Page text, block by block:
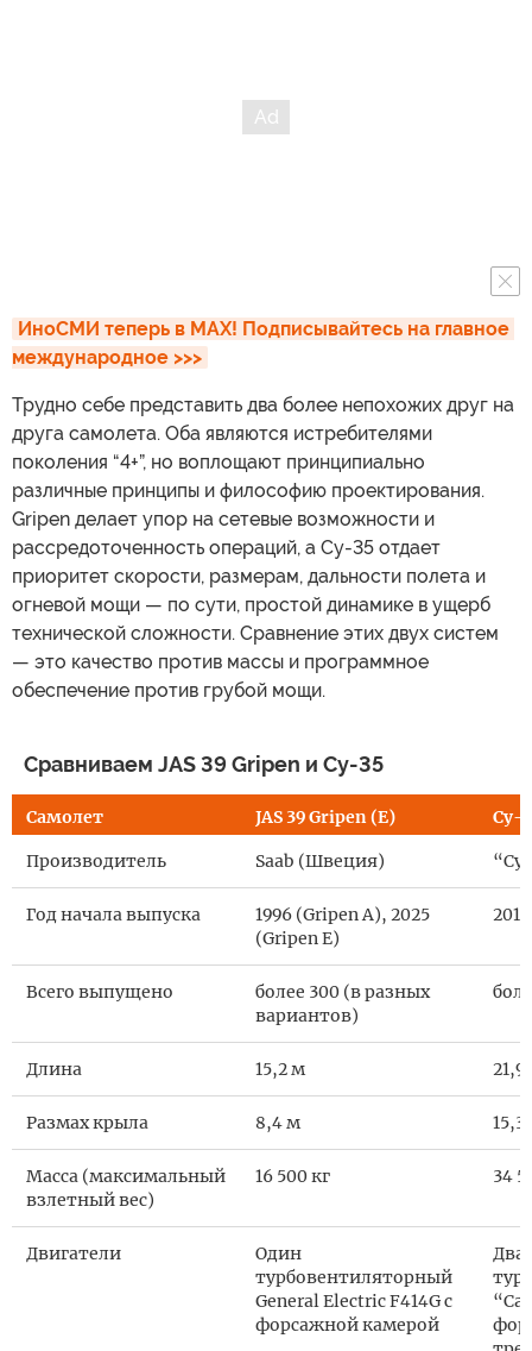
ИноСМИ теперь в MAX! Подписывайтесь на главное
международное >>>
Трудно себе представить два более непохожих друг на
друга самолета. Оба являются истребителями
поколения “4+”, но воплощают принципиально
различные принципы и философию проектирования.
Gripen делает упор на сетевые возможности и
рассредоточенность операций, а Су-35 отдает
приоритет скорости, размерам, дальности полета и
огневой мощи — по сути, простой динамике в ущерб
технической сложности. Сравнение этих двух систем
— это качество против массы и программное
обеспечение против грубой мощи.
Сравниваем JAS 39 Gripen и Су-35
Самолет JAS 39 Gripen (E) Су-
Производитель Saab (Швеция)
Год начала выпуска
1996 (Gripen A), 2025
(Gripen E)
2014
Всего выпущено
более 300 (в разных
вариантов)
Длина 15,2 м 21,9
Размах крыла 8,4 м 15,3
Масса (максимальный
взлетный вес)
16 500 кг 34
Двигатели
Один
турбовентиляторный
General Electric F414G с
форсажной камерой
Два